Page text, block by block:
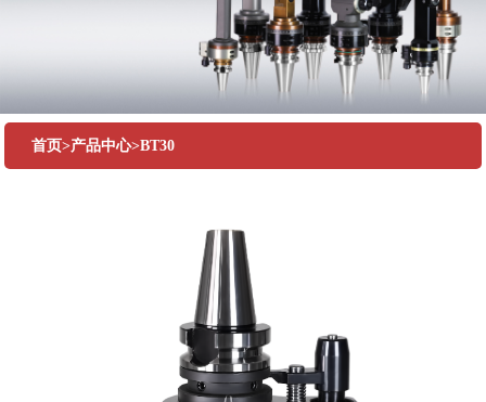
首页>产品中心>BT30